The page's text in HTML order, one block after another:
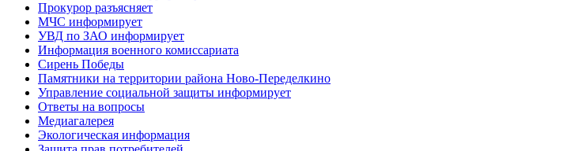
Прокурор разъясняет
МЧС информирует
УВД по ЗАО информирует
Информация военного комиссариата
Сирень Победы
Памятники на территории района Ново-Переделкино
Управление социальной защиты информирует
Ответы на вопросы
Медиагалерея
Экологическая информация